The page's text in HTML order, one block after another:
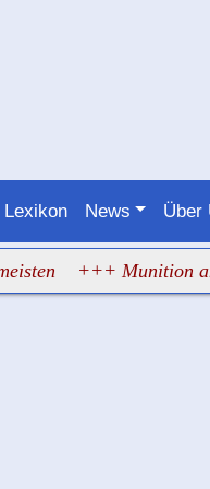
Lexikon News Über
+++ Munition an Bord: